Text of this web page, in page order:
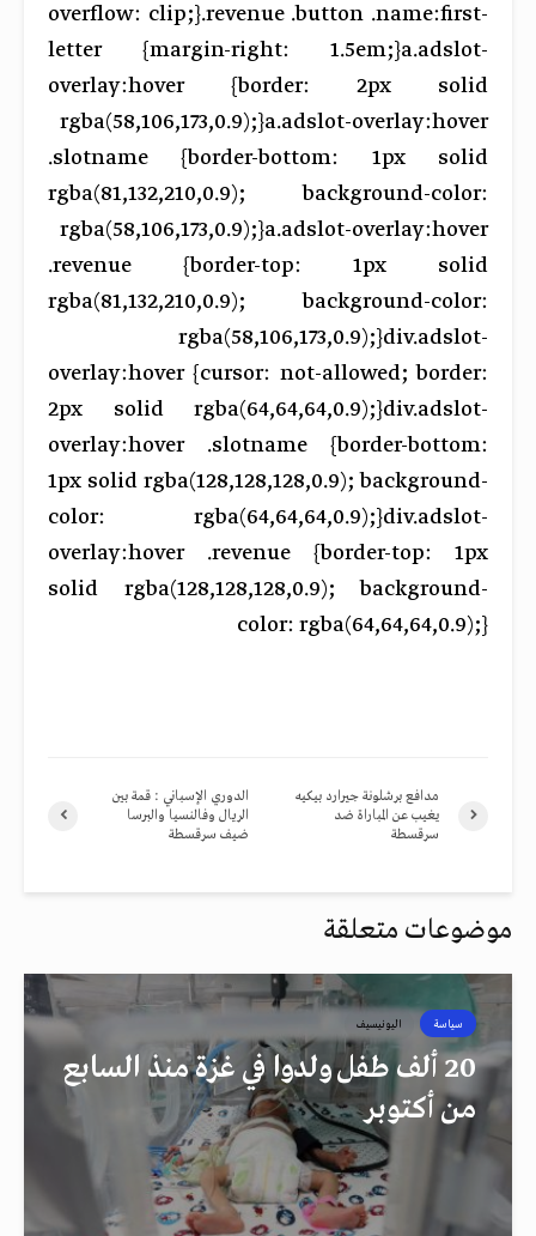
overflow: clip;}.revenue .button .name:first-
letter {margin-right: 1.5em;}a.adslot-
overlay:hover {border: 2px solid
rgba(58,106,173,0.9);}a.adslot-overlay:hover
.slotname {border-bottom: 1px solid
rgba(81,132,210,0.9); background-color:
rgba(58,106,173,0.9);}a.adslot-overlay:hover
.revenue {border-top: 1px solid
rgba(81,132,210,0.9); background-color:
rgba(58,106,173,0.9);}div.adslot-
overlay:hover {cursor: not-allowed; border:
2px solid rgba(64,64,64,0.9);}div.adslot-
overlay:hover .slotname {border-bottom:
1px solid rgba(128,128,128,0.9); background-
color: rgba(64,64,64,0.9);}div.adslot-
overlay:hover .revenue {border-top: 1px
solid rgba(128,128,128,0.9); background-
color: rgba(64,64,64,0.9);}
الدوري الإسباني : قمة بين
الريال وفالنسيا والبرسا
ضيف سرقسطة
مدافع برشلونة جيرارد بيكيه
يغيب عن المباراة ضد
سرقسطة
موضوعات متعلقة
سياسة اليونيسيف
20 ألف طفل ولدوا في غزة منذ السابع
من أكتوبر